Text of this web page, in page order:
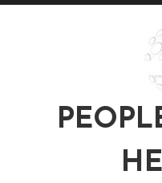
Перейти